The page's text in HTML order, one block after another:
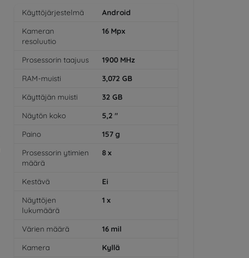
Käyttöjärjestelmä
Android
Kameran
resoluutio
16 Mpx
Prosessorin taajuus 1900 MHz
RAM-muisti
3,072 GB
Käyttäjän muisti
32 GB
Näytön koko
5,2 "
Paino
157 g
Prosessorin ytimien
määrä
8 x
Kestävä
Ei
Näyttöjen
lukumäärä
1 x
Värien määrä 16 mil
Kamera
Kyllä